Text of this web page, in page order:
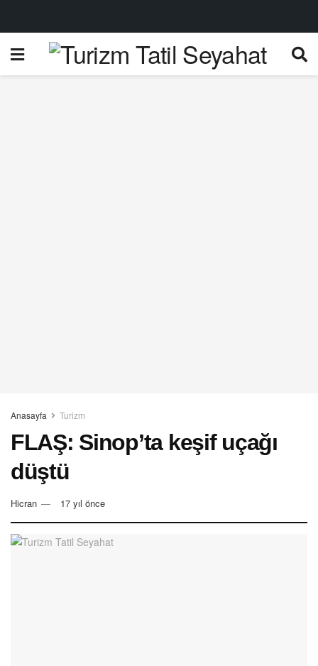
Anasayfa Turizm
FLAŞ: Sinop’ta keşif uçağı
düştü
Hicran 17 yıl önce